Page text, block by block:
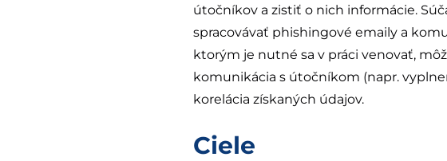
útočníkov a zistiť o nich informácie.
spracovávať phishingové emaily a
ktorým je nutné sa v práci venovať,
komunikácia s útočníkom (napr.
korelácia získaných údajov.
Ciele